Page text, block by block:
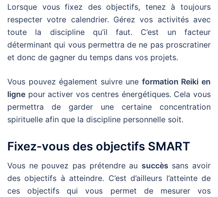
Lorsque vous fixez des objectifs, tenez à toujours
respecter votre calendrier. Gérez vos activités avec
toute la discipline qu’il faut. C’est un facteur
déterminant qui vous permettra de ne pas proscratiner
et donc de gagner du temps dans vos projets.
Vous pouvez également suivre une formation Reiki en
ligne pour activer vos centres énergétiques. Cela vous
permettra de garder une certaine concentration
spirituelle afin que la discipline personnelle soit.
Fixez-vous des objectifs SMART
Vous ne pouvez pas prétendre au succès sans avoir
des objectifs à atteindre. C’est d’ailleurs l’atteinte de
ces objectifs qui vous permet de mesurer vos